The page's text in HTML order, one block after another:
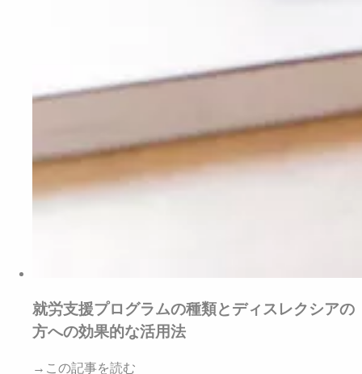
就労支援プログラムの種類とディスレクシアの
方への効果的な活用法
→この記事を読む